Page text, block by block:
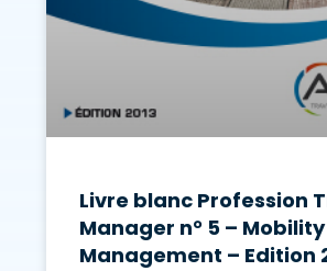
Livre blanc Profession
Manager n° 5 – Mobility
Management – Edition